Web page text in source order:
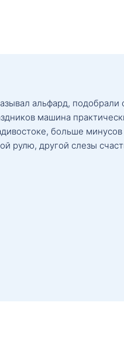
альфард, подобрали
машина
больше
рулю, другой слезы